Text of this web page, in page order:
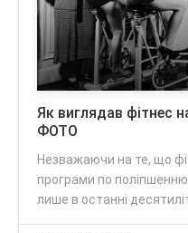
Як виглядав фітнес
ФОТО
Незважаючи на те, що
програми по
лише в останні